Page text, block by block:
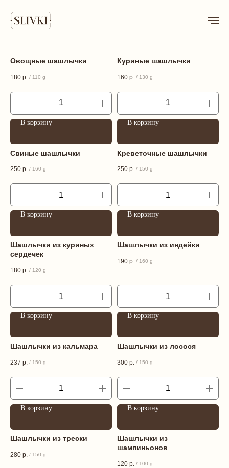
Овощные шашлычки
180 р. / 110 g
В корзину
Куриные шашлычки
160 р. / 130 g
В корзину
Свиные шашлычки
250 р. / 160 g
В корзину
Креветочные шашлычки
250 р. / 150 g
В корзину
Шашлычки из куриных
сердечек
180 р. / 120 g
В корзину
Шашлычки из индейки
190 р. / 160 g
В корзину
Шашлычки из кальмара
237 р. / 150 g
В корзину
Шашлычки из лосося
300 р. / 150 g
В корзину
Шашлычки из трески
280 р. / 150 g
Шашлычки из
шампиньонов
120 р. / 100 g